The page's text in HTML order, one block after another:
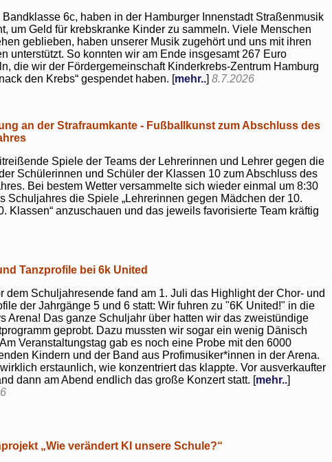
Bandklasse 6c, haben in der Hamburger Innenstadt Straßenmusik
um Geld für krebskranke Kinder zu sammeln. Viele Menschen
geblieben, haben unserer Musik zugehört und uns mit ihren
unterstützt. So konnten wir am Ende insgesamt 267 Euro
die wir der Fördergemeinschaft Kinderkrebs-Zentrum Hamburg
den Krebs“ gespendet haben. [mehr..]8.7.2026
an der Strafraumkante - Fußballkunst zum Abschluss des
Spiele der Teams der Lehrerinnen und Lehrer gegen die
Schülerinnen und Schüler der Klassen 10 zum Abschluss des
Bei bestem Wetter versammelte sich wieder einmal um 8:30
Schuljahres die Spiele „Lehrerinnen gegen Mädchen der 10.
Klassen“ anzuschauen und das jeweils favorisierte Team kräftig
Tanzprofile bei 6k United
dem Schuljahresende fand am 1. Juli das Highlight der Chor- und
der Jahrgänge 5 und 6 statt: Wir fuhren zu "6K United!" in die
Arena! Das ganze Schuljahr über hatten wir das zweistündige
geprobt. Dazu mussten wir sogar ein wenig Dänisch
Veranstaltungstag gab es noch eine Probe mit den 6000
Kindern und der Band aus Profimusiker*innen in der Arena.
erstaunlich, wie konzentriert das klappte. Vor ausverkaufter
dann am Abend endlich das große Konzert statt. [mehr..]
„Wie verändert KI unsere Schule?“